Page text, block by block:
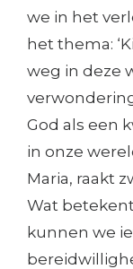
we in het
het thema:
weg in deze
God als een
in onze
Maria, raakt
Wat
kunnen we